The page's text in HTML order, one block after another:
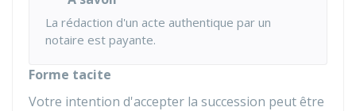
La rédaction d'un acte authentique par un
notaire est payante.
Forme tacite
Votre intention d'accepter la succession peut être